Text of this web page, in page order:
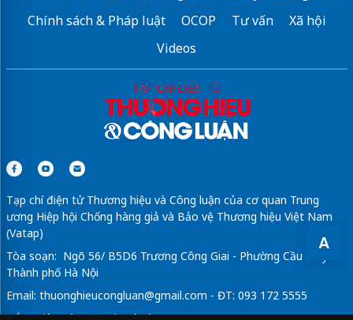
A
Chính sách & Pháp luật
OCOP Tư vấn
Xã hội
Videos
Tạp chí điện tử Thương hiệu và Công luận của cơ quan Trung
ương Hiệp hội Chống hàng giả và Bảo vệ Thương hiệu Việt Nam
(Vatap)
Tòa soạn: Ngõ 56/ B5D6 Trương Công Giai - Phường Cầu Giấy -
Thành phố Hà Nội
Email: thuonghieucongluan@gmail.com - ĐT: 093 172 5555